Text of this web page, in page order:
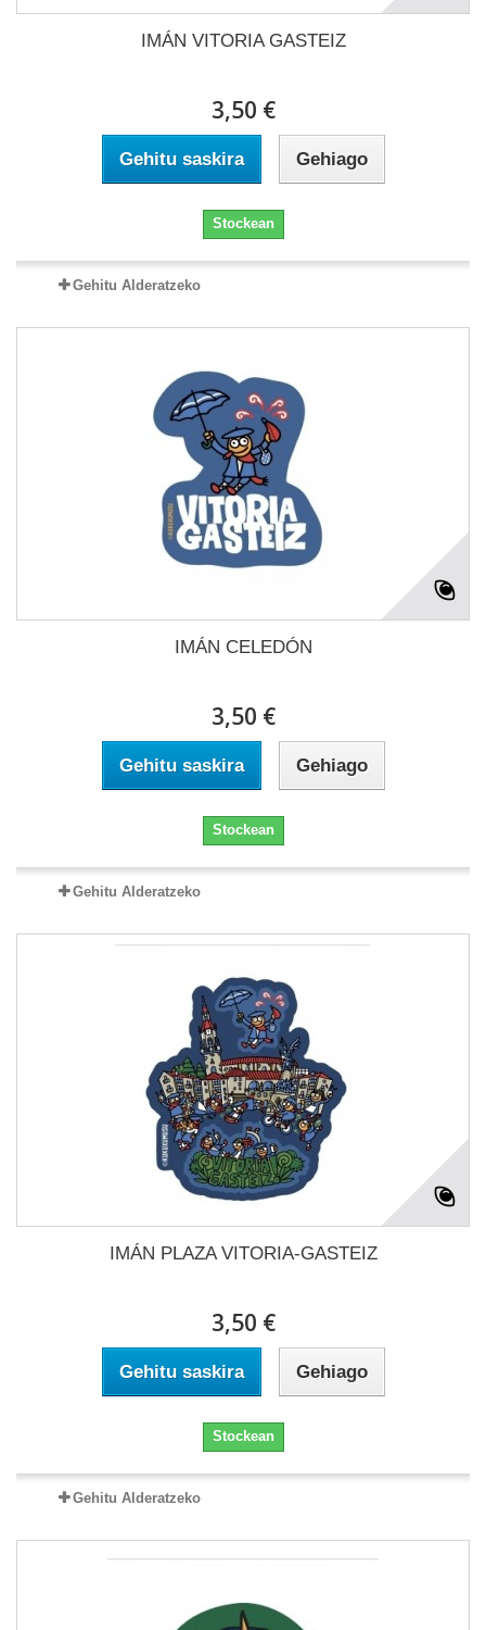
IMÁN VITORIA GASTEIZ
3,50 €
Gehitu saskira Gehiago
Stockean
Gehitu Alderatzeko
IMÁN CELEDÓN
3,50 €
Gehitu saskira Gehiago
Stockean
Gehitu Alderatzeko
IMÁN PLAZA VITORIA-GASTEIZ
3,50 €
Gehitu saskira Gehiago
Stockean
Gehitu Alderatzeko